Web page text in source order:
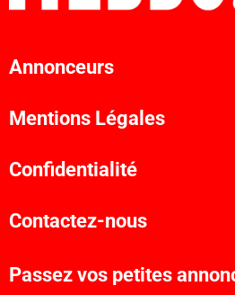
Annonceurs
Mentions Légales
Confidentialité
Contactez-nous
Passez vos petites